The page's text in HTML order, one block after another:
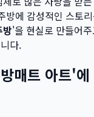
방에 감성적인 스토
방'을 현실로 만들어
다.
매트 아트'